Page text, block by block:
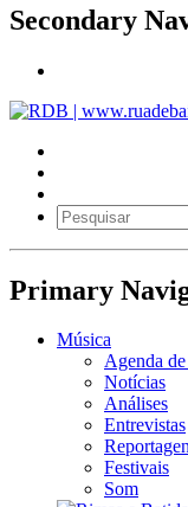
Secondary
Primary
Música
Agenda
Notícias
Análises
Entrevistas
Festivais
Som